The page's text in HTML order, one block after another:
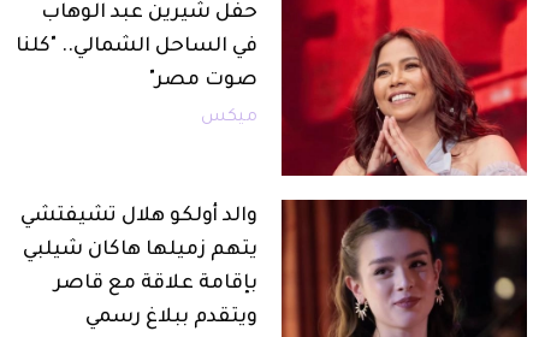
حفل شيرين عبد الوهاب
في الساحل الشمالي.. "كلنا
صوت مصر"
ميكس
والد أولكو هلال تشيفتشي
يتهم زميلها هاكان شيلبي
بإقامة علاقة مع قاصر
ويتقدم ببلاغ رسمي